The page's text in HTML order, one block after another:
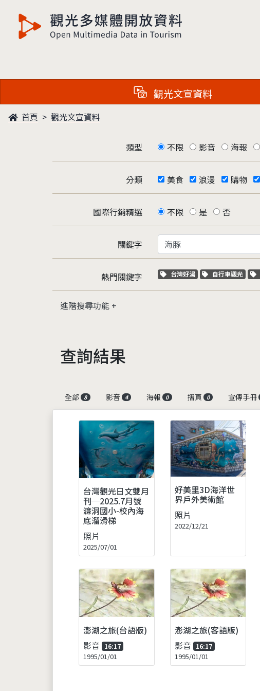
觀光多媒體開放資料
觀光文宣資料
首頁 觀光文宣資料
類型 不限 影音 海報
分類 美食 浪漫 購物
國際行銷精選 不限 是 否
關鍵字
熱門關鍵字 關鍵字標籤
台灣好湯 關鍵字標籤
自行車觀光
進階搜尋功能
查詢結果
全部
8 影音 4 海報 0 摺頁 0 宣傳手冊
台灣觀光日文雙月
刊─2025.7月號
濂洞國小-校內海
底溜滑梯
照片
2025/07/01
好美里3D海洋世
界戶外美術館
照片
2022/12/21
澎湖之旅(台語版)
影音 16:17
1995/01/01
澎湖之旅(客語版)
影音 16:17
1995/01/01